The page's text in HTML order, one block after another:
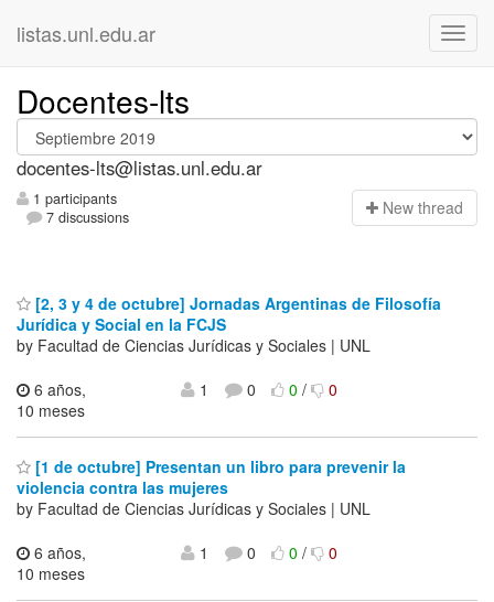
listas.unl.edu.ar
Docentes-lts
docentes-lts@listas.unl.edu.ar
1 participants
7 discussions
New thread
[2, 3 y 4 de octubre] Jornadas Argentinas de Filosofía
Jurídica y Social en la FCJS
by Facultad de Ciencias Jurídicas y Sociales | UNL
6 años,
10 meses
1 0 0/ 0
[1 de octubre] Presentan un libro para prevenir la
violencia contra las mujeres
by Facultad de Ciencias Jurídicas y Sociales | UNL
6 años,
10 meses
1 0 0/ 0